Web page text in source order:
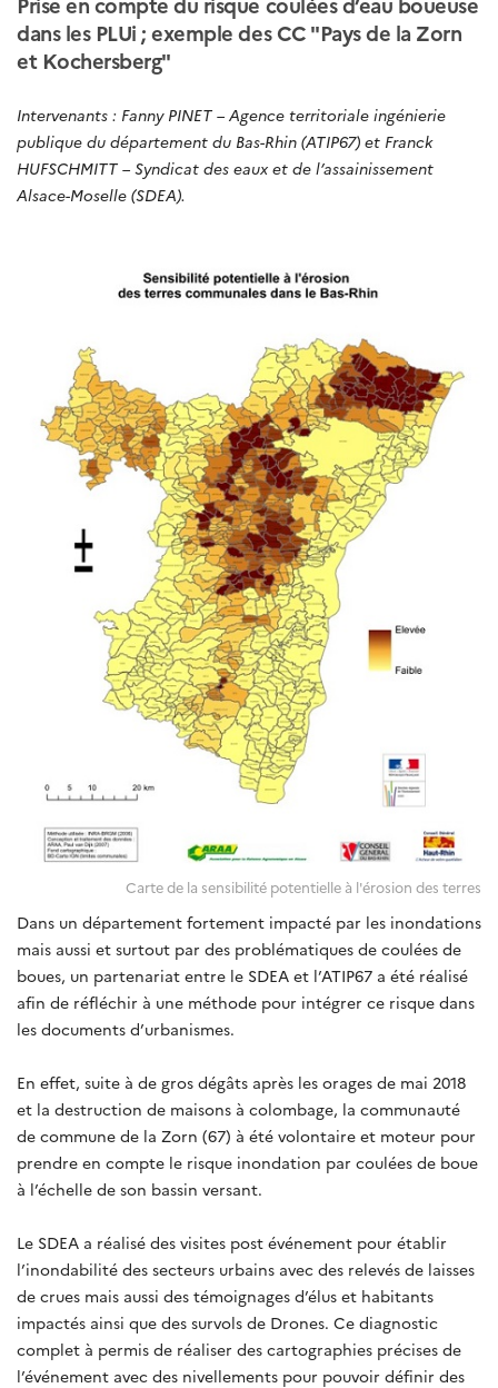
dans les PLUi ; exemple des CC "Pays de la Zorn
et Kochersberg"
Intervenants : Fanny PINET – Agence territoriale ingénierie
publique du département du Bas-Rhin (ATIP67) et Franck
HUFSCHMITT – Syndicat des eaux et de l’assainissement
Alsace-Moselle (SDEA).
Carte de la sensibilité potentielle à l'érosion des terres
Dans un département fortement impacté par les inondations
mais aussi et surtout par des problématiques de coulées de
boues, un partenariat entre le SDEA et l’ATIP67 a été réalisé
afin de réfléchir à une méthode pour intégrer ce risque dans
les documents d’urbanismes.
En effet, suite à de gros dégâts après les orages de mai 2018
et la destruction de maisons à colombage, la communauté
de commune de la Zorn (67) à été volontaire et moteur pour
prendre en compte le risque inondation par coulées de boue
à l’échelle de son bassin versant.
Le SDEA a réalisé des visites post événement pour établir
l’inondabilité des secteurs urbains avec des relevés de laisses
de crues mais aussi des témoignages d’élus et habitants
impactés ainsi que des survols de Drones. Ce diagnostic
complet à permis de réaliser des cartographies précises de
l’événement avec des nivellements pour pouvoir définir des